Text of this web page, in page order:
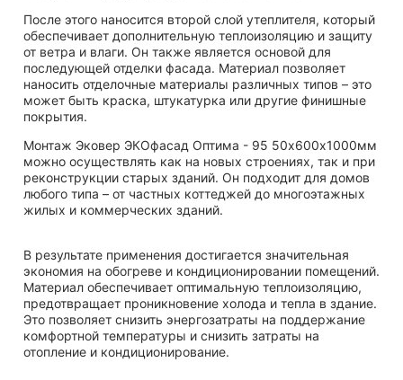
После этого наносится второй слой утеплителя, который
обеспечивает дополнительную теплоизоляцию и защиту
от ветра и влаги. Он также является основой для
последующей отделки фасада. Материал позволяет
наносить отделочные материалы различных типов – это
может быть краска, штукатурка или другие финишные
покрытия.
Монтаж Эковер ЭКОфасад Оптима - 95 50х600х1000мм
можно осуществлять как на новых строениях, так и при
реконструкции старых зданий. Он подходит для домов
любого типа – от частных коттеджей до многоэтажных
жилых и коммерческих зданий.
В результате применения достигается значительная
экономия на обогреве и кондиционировании помещений.
Материал обеспечивает оптимальную теплоизоляцию,
предотвращает проникновение холода и тепла в здание.
Это позволяет снизить энергозатраты на поддержание
комфортной температуры и снизить затраты на
отопление и кондиционирование.